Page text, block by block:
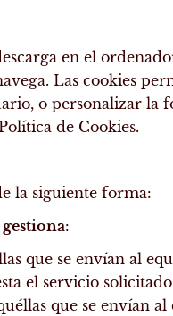
en el
Las cookies
o personalizar la
de Cookies.
la siguiente forma:
:
que se envían al
el servicio
que se envían